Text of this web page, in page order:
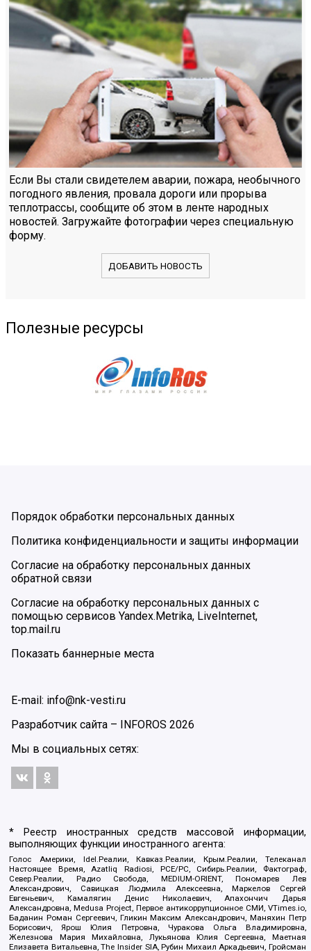
Если Вы стали свидетелем аварии, пожара, необычного
погодного явления, провала дороги или прорыва
теплотрассы, сообщите об этом в ленте народных
новостей. Загружайте фотографии через специальную
форму.
ДОБАВИТЬ НОВОСТЬ
Полезные ресурсы
Порядок обработки персональных данных
Политика конфиденциальности и защиты информации
Согласие на обработку персональных данных
обратной связи
Согласие на обработку персональных данных с
помощью сервисов Yandex.Metrika, LiveInternet,
top.mail.ru
Показать баннерные места
E-mail: info@nk-vesti.ru
Разработчик сайта –
INFOROS 2026
Мы в социальных сетях:
* Реестр иностранных средств массовой информации,
выполняющих функции иностранного агента:
Голос Америки, Idel.Реалии, Кавказ.Реалии, Крым.Реалии, Телеканал
Настоящее Время, Azatliq Radiosi, PCE/PC, Сибирь.Реалии, Фактограф,
Север.Реалии, Радио Свобода, MEDIUM-ORIENT, Пономарев Лев
Александрович, Савицкая Людмила Алексеевна, Маркелов Сергей
Евгеньевич, Камалягин Денис Николаевич, Апахончич Дарья
Александровна, Medusa Project, Первое антикоррупционное СМИ, VTimes.io,
Баданин Роман Сергеевич, Гликин Максим Александрович, Маняхин Петр
Борисович, Ярош Юлия Петровна, Чуракова Ольга Владимировна,
Железнова Мария Михайловна, Лукьянова Юлия Сергеевна, Маетная
Елизавета Витальевна, The Insider SIA, Рубин Михаил Аркадьевич, Гройсман